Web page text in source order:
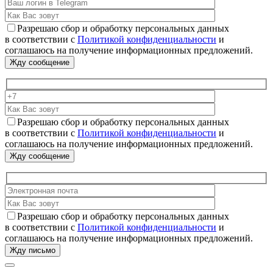
Разрешаю сбор и обработку персональных данных
в соответствии с Политикой конфиденциальности и
соглашаюсь на получение информационных предложений.
Разрешаю сбор и обработку персональных данных
в соответствии с Политикой конфиденциальности и
соглашаюсь на получение информационных предложений.
Разрешаю сбор и обработку персональных данных
в соответствии с Политикой конфиденциальности и
соглашаюсь на получение информационных предложений.